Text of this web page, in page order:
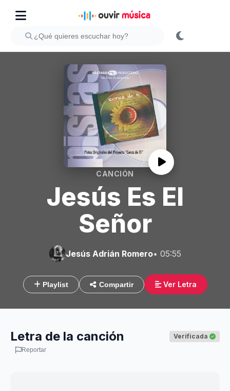
CANCIÓN
Jesús Es El
Señor
Jesús Adrián Romero• 05:55
Playlist Compartir Ver Letra
Letra de la canción Verificada
Reportar